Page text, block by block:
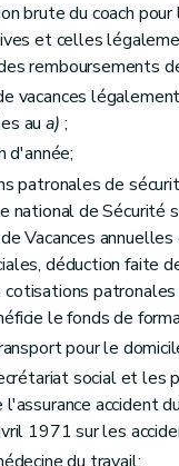
brute du coach
et celles
remboursements
vacances
aua) ;
d'année;
patronales de
national de Sécurité
Vacances
déduction faite
le fonds de
pour le
social et les
l'assurance accident
1971 sur les